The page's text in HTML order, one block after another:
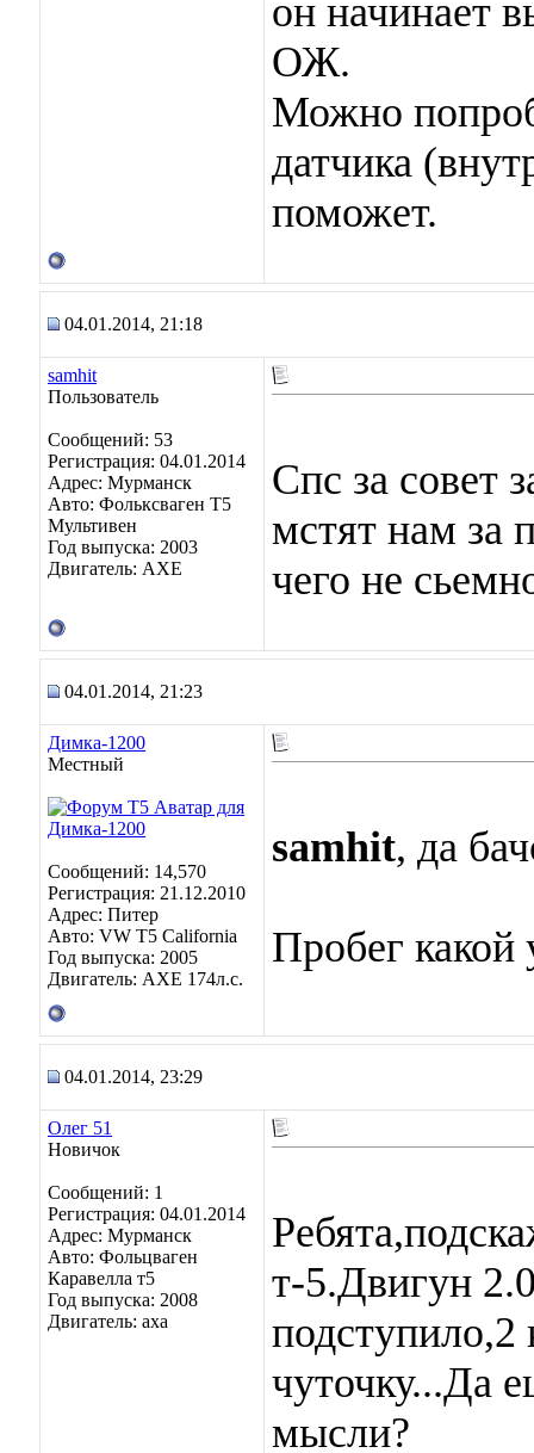
он начинает
ОЖ.
Можно
датчика
поможет.
04.01.2014, 21:18
samhit
Пользователь
Сообщений: 53
Регистрация: 04.01.2014
Адрес: Мурманск
Авто: Фольксваген Т5
Мультивен
Год выпуска: 2003
Двигатель: АХЕ
Спс за совет
мстят нам за
чего не
04.01.2014, 21:23
Димка-1200
Местный
Сообщений: 14,570
Регистрация: 21.12.2010
Адрес: Питер
Авто: VW T5 California
Год выпуска: 2005
Двигатель: AXE 174л.с.
samhit, да
Пробег
04.01.2014, 23:29
Олег 51
Новичок
Сообщений: 1
Регистрация: 04.01.2014
Адрес: Мурманск
Авто: Фольцваген
Каравелла т5
Год выпуска: 2008
Двигатель: аха
т-5.Двигун
чуточку...Да
мысли?